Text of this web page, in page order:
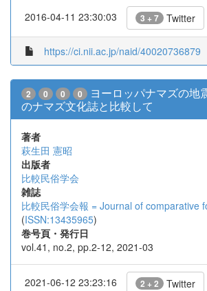
2016-04-11 23:30:03 3 + 7 Twitter
https://ci.nii.ac.jp/naid/40020736879
2 0 0 0
ヨーロッパナマズの地
のナマズ文化誌と比較して
著者
萩生田 憲昭
出版者
比較民俗学会
雑誌
比較民俗学会報 = Journal of comparative
(ISSN:13435965)
巻号頁・発行日
vol.41, no.2, pp.2-12, 2021-03
2021-06-12 23:23:16 2 + 2 Twitter